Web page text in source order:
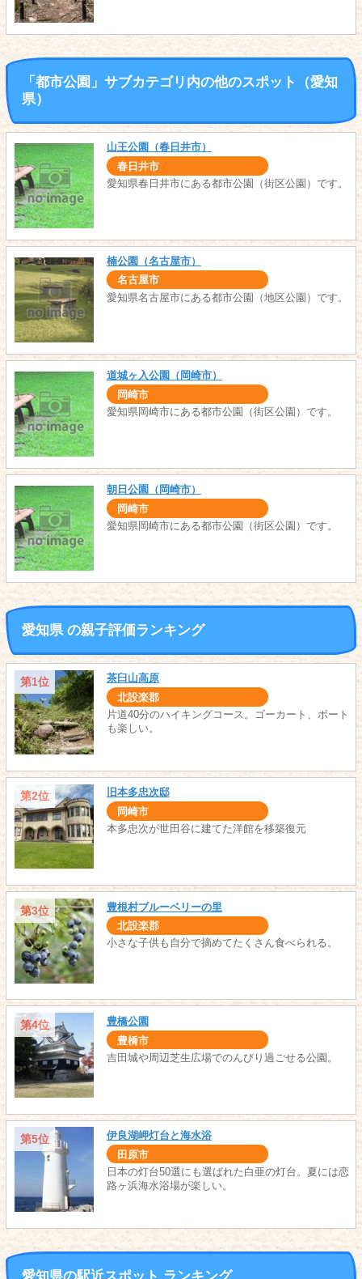
「都市公園」サブカテゴリ内の他のスポット（愛知
県）
山王公園（春日井市）
春日井市
愛知県春日井市にある都市公園（街区公園）です。
楠公園（名古屋市）
名古屋市
愛知県名古屋市にある都市公園（地区公園）です。
道城ヶ入公園（岡崎市）
岡崎市
愛知県岡崎市にある都市公園（街区公園）です。
朝日公園（岡崎市）
岡崎市
愛知県岡崎市にある都市公園（街区公園）です。
愛知県 の親子評価ランキング
第1位 茶臼山高原
北設楽郡
片道40分のハイキングコース。ゴーカート、ボート
も楽しい。
第2位 旧本多忠次邸
岡崎市
本多忠次が世田谷に建てた洋館を移築復元
第3位 豊根村ブルーベリーの里
北設楽郡
小さな子供も自分で摘めてたくさん食べられる。
第4位 豊橋公園
豊橋市
吉田城や周辺芝生広場でのんびり過ごせる公園。
第5位 伊良湖岬灯台と海水浴
田原市
日本の灯台50選にも選ばれた白亜の灯台。夏には恋
路ヶ浜海水浴場が楽しい。
愛知県の駅近スポット ランキング